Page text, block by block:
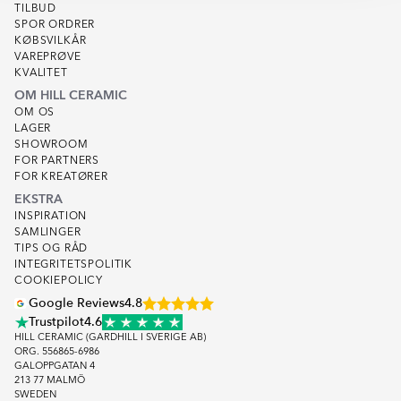
TILBUD
SPOR ORDRER
KØBSVILKÅR
VAREPRØVE
KVALITET
OM HILL CERAMIC
OM OS
LAGER
SHOWROOM
FOR PARTNERS
FOR KREATØRER
EKSTRA
INSPIRATION
SAMLINGER
TIPS OG RÅD
INTEGRITETSPOLITIK
COOKIEPOLICY
Google Reviews4.8
Trustpilot4.6
HILL CERAMIC (GARDHILL I SVERIGE AB)
ORG. 556865-6986
GALOPPGATAN 4
213 77 MALMÖ
SWEDEN